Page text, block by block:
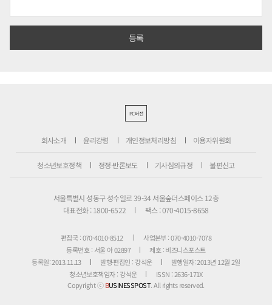
PC버전
회사소개 윤리강령 개인정보처리방침 이용자위원회
청소년보호정책 정정·반론보도 기사심의규정 불편신고
서울특별시 성동구 성수일로 39-34 서울숲더스페이스 12층
대표전화 : 1800-6522
팩스 : 070-4015-8658
편집국 : 070-4010-8512
사업본부 : 070-4010-7078
등록번호 : 서울 아 02897
제호 : 비즈니스포스트
등록일: 2013.11.13
발행·편집인 : 강석운
발행일자: 2013년 12월 2일
청소년보호책임자 : 강석운
ISSN : 2636-171X
Copyright ⓒBUSINESSPOST. All rights reserved.